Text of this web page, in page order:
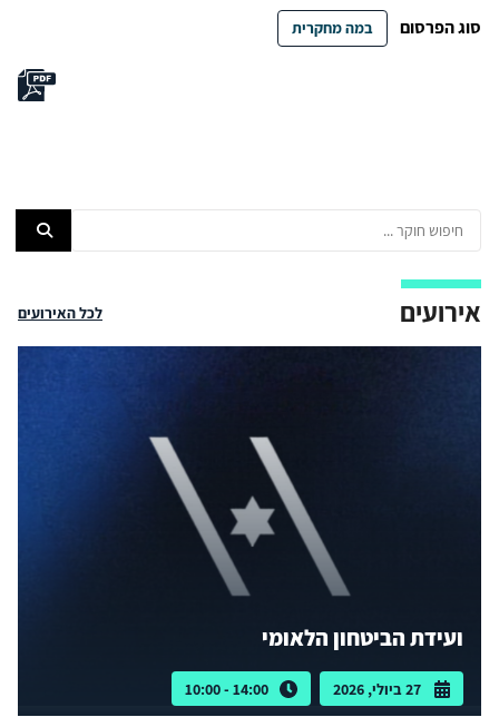
סוג הפרסום במה מחקרית
אירועים לכל האירועים
ועידת הביטחון הלאומי
27 ביולי, 2026 14:00 - 10:00